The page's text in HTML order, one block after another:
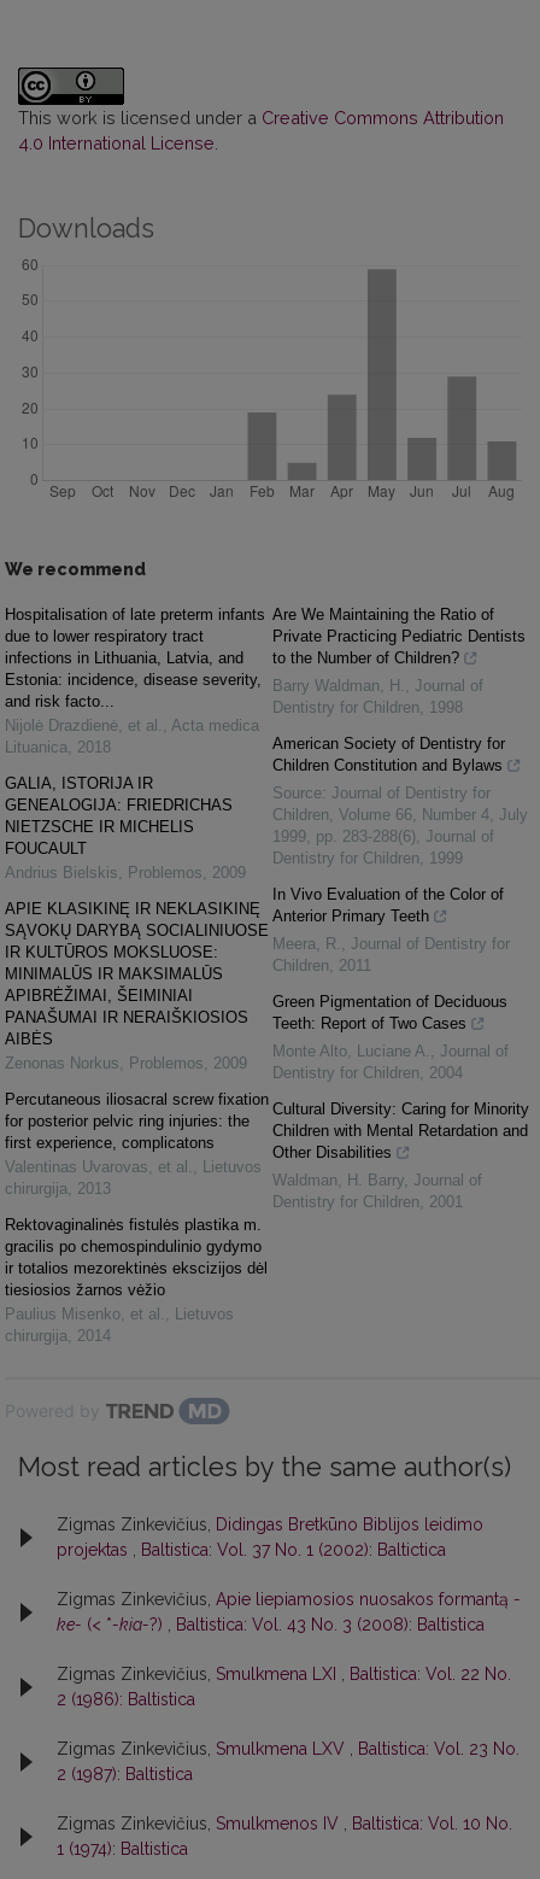
This work is licensed under a Creative Commons Attribution
4.0 International License
Downloads
We recommend
Hospitalisation of late preterm infants
due to lower respiratory tract
infections in Lithuania, Latvia, and
Estonia: incidence, disease severity,
and risk facto...
Nijolė Drazdienė, et al.
Acta medica
Lituanica
2018
GALIA, ISTORIJA IR
GENEALOGIJA: FRIEDRICHAS
NIETZSCHE IR MICHELIS
FOUCAULT
Andrius Bielskis
Problemos
2009
APIE KLASIKINĘ IR NEKLASIKINĘ
SĄVOKŲ DARYBĄ SOCIALINIUOSE
IR KULTŪROS MOKSLUOSE:
MINIMALŪS IR MAKSIMALŪS
APIBRĖŽIMAI, ŠEIMINIAI
PANAŠUMAI IR NERAIŠKIOSIOS
AIBĖS
Zenonas Norkus
Problemos
2009
Percutaneous iliosacral screw fixation
for posterior pelvic ring injuries: the
first experience, complicatons
Valentinas Uvarovas, et al.
Lietuvos
chirurgija
2013
Rektovaginalinės fistulės plastika m.
gracilis po chemospindulinio gydymo
ir totalios mezorektinės ekscizijos dėl
tiesiosios žarnos vėžio
Paulius Misenko, et al.
Lietuvos
chirurgija
2014
Are We Maintaining the Ratio of
Private Practicing Pediatric Dentists
to the Number of Children?
Barry Waldman, H.
Journal of
Dentistry for Children
1998
American Society of Dentistry for
Children Constitution and Bylaws
Source: Journal of Dentistry for
Children, Volume 66, Number 4, July
1999, pp. 283-288(6) Journal of
Dentistry for Children
1999
In Vivo Evaluation of the Color of
Anterior Primary Teeth
Meera, R.
Journal of Dentistry for
Children
2011
Green Pigmentation of Deciduous
Teeth: Report of Two Cases
Monte Alto, Luciane A.
Journal of
Dentistry for Children
2004
Cultural Diversity: Caring for Minority
Children with Mental Retardation and
Other Disabilities
Waldman, H. Barry Journal of
Dentistry for Children
2001
Powered by
Most read articles by the same author(s)
Zigmas Zinkevičius,
Didingas Bretkūno Biblijos leidimo
projektas
Baltistica: Vol. 37 No. 1 (2002): Baltictica
Zigmas Zinkevičius, Apie liepiamosios nuosakos formantą -
ke- (< *-kia-?) Baltistica: Vol. 43 No. 3 (2008): Baltistica
Zigmas Zinkevičius, Smulkmena LXI
Baltistica: Vol. 22 No.
2 (1986): Baltistica
Zigmas Zinkevičius, Smulkmena LXV
Baltistica: Vol. 23 No.
2 (1987): Baltistica
Zigmas Zinkevičius, Smulkmenos IV
Baltistica: Vol. 10 No.
1 (1974): Baltistica